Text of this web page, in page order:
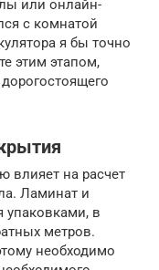
или онлайн-
с комнатой
я бы точно
этим этапом,
влияет на расчет
Ламинат и
упаковками, в
метров.
необходимо